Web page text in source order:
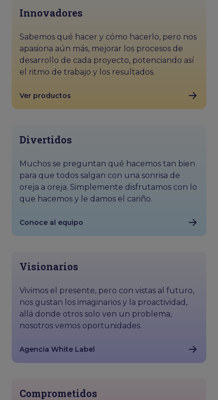
Innovadores
Sabemos qué hacer y cómo hacerlo, pero nos
apasiona aún más, mejorar los procesos de
desarrollo de cada proyecto, potenciando así
el ritmo de trabajo y los resultados.
Ver productos
Divertidos
Muchos se preguntan qué hacemos tan bien
para que todos salgan con una sonrisa de
oreja a oreja. Simplemente disfrutamos con lo
que hacemos y le damos el cariño.
Conoce al equipo
Visionarios
Vivimos el presente, pero con vistas al futuro,
nos gustan los imaginarios y la proactividad,
allá donde otros solo ven un problema,
nosotros vemos oportunidades.
Agencia White Label
Comprometidos